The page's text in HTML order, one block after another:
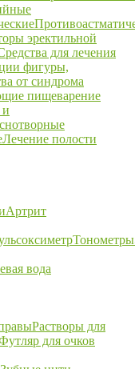
эректильной
для лечения
фигуры,
от синдрома
пищеварение
и
Лечение полости
Артрит
Тонометры
вода
Растворы для
для очков